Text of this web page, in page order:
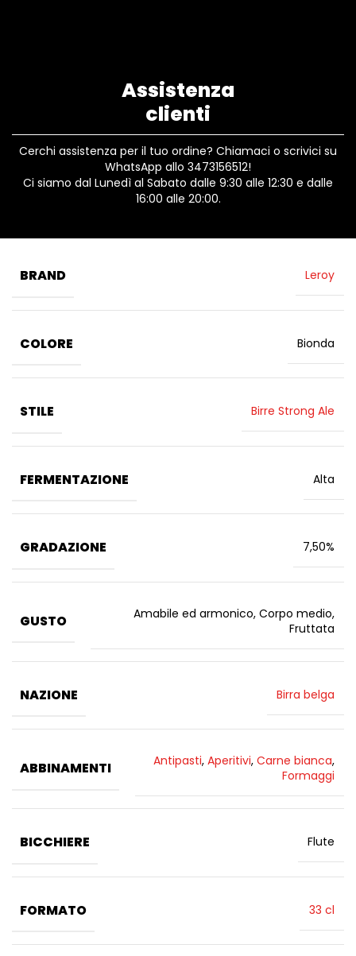
Assistenza
clienti
Cerchi assistenza per il tuo ordine? Chiamaci o scrivici su
WhatsApp allo 3473156512!
Ci siamo dal Lunedì al Sabato dalle 9:30 alle 12:30 e dalle
16:00 alle 20:00.
BRAND Leroy
COLORE Bionda
STILE Birre Strong Ale
FERMENTAZIONE Alta
GRADAZIONE 7,50%
GUSTO
Amabile ed armonico, Corpo medio,
Fruttata
NAZIONE Birra belga
ABBINAMENTI Antipasti, Aperitivi, Carne bianca,
Formaggi
BICCHIERE Flute
FORMATO 33 cl